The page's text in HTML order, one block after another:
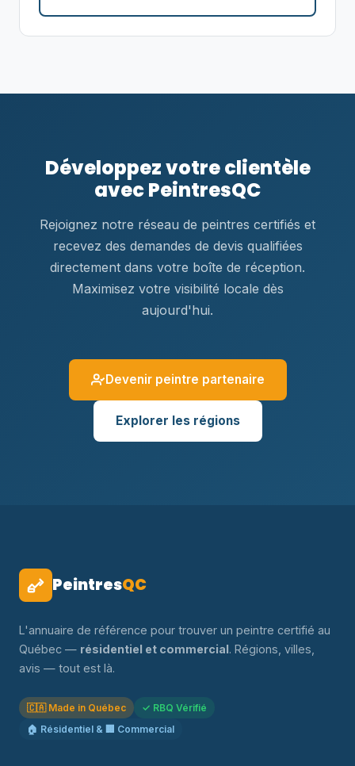
Développez votre clientèle
avec PeintresQC
Rejoignez notre réseau de peintres certifiés et
recevez des demandes de devis qualifiées
directement dans votre boîte de réception.
Maximisez votre visibilité locale dès
aujourd'hui.
Devenir peintre partenaire
Explorer les régions
PeintresQC
L'annuaire de référence pour trouver un peintre certifié au
Québec — résidentiel et commercial. Régions, villes,
avis — tout est là.
🇨🇦 Made in Québec
✓ RBQ Vérifié
🏠 Résidentiel & 🏢 Commercial